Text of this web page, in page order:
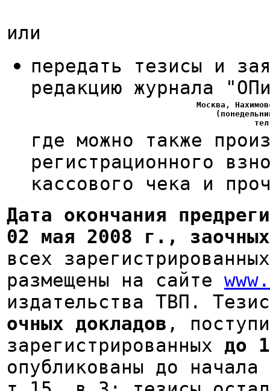
или
передать тезисы и
редакцию журнала
Москва,
где можно также
регистрационного
кассового чека и
Дата окончания
02 мая 2008 г.,
всех
размещены на сайте
издательства ТВП.
очных докладов ,
зарегистрированных до
опубликованы до